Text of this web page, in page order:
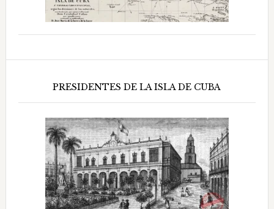
PRESIDENTES DE LA ISLA DE CUBA